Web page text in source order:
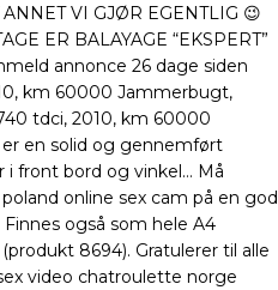
VI GJØR EGENTLIG 😉
ER BALAYAGE “EKSPERT”
annonce 26 dage siden
km 60000 Jammerbugt,
tdci, 2010, km 60000
en solid og gennemført
front bord og vinkel… Må
online sex cam på en god
også som hele A4
8694). Gratulerer til alle
video chatroulette norge